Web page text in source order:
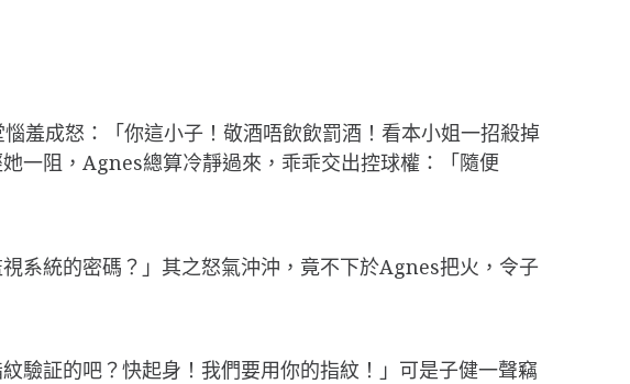
羞成怒：「你這小子！敬酒唔飲飲罰酒！看本小姐一招殺掉
一阻，Agnes總算冷靜過來，乖乖交出控球權：「隨便
系統的密碼？」其之怒氣沖沖，竟不下於Agnes把火，令子
驗証的吧？快起身！我們要用你的指紋！」可是子健一聲竊